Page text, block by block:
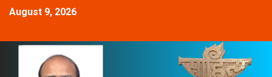
August 9, 2026